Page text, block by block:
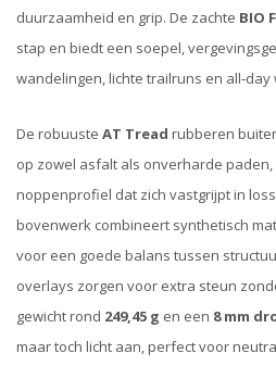
duurzaamheid en grip. De zachte BIO
stap en biedt een soepel,
wandelingen, lichte trailruns en all‑day
De robuuste AT Tread rubberen
op zowel asfalt als onverharde
noppenprofiel dat zich vastgrijpt in
bovenwerk combineert synthetisch
voor een goede balans tussen
overlays zorgen voor extra steun
gewicht rond 249,45 g en een 8 mm
maar toch licht aan, perfect voor